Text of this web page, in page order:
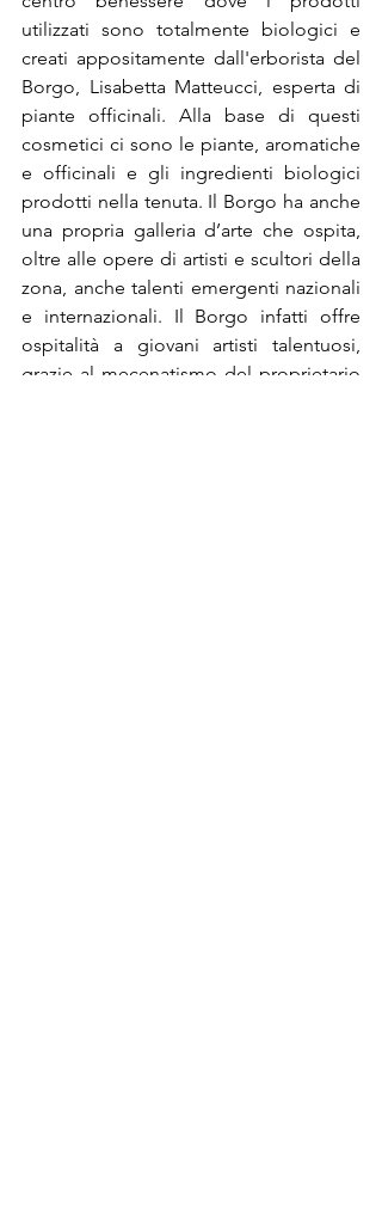
utilizzati sono totalmente biologici e
creati appositamente dall'erborista del
Borgo, Lisabetta Matteucci, esperta di
piante officinali. Alla base di questi
cosmetici ci sono le piante, aromatiche
e officinali e gli ingredienti biologici
prodotti nella tenuta. Il Borgo ha anche
una propria galleria d’arte che ospita,
oltre alle opere di artisti e scultori della
zona, anche talenti emergenti nazionali
e internazionali. Il Borgo infatti offre
ospitalità a giovani artisti talentuosi,
grazie al mecenatismo del proprietario